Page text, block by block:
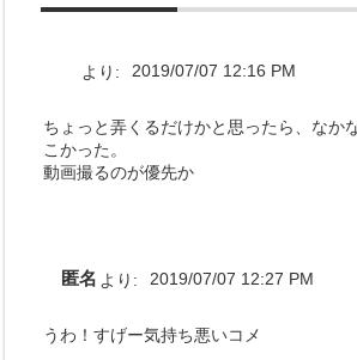
より: 2019/07/07 12:16 PM
ちょっと弄くるだけかと思ったら、なか
こかった。
動画撮るのが優先か
匿名 より: 2019/07/07 12:27 PM
うわ！すげー気持ち悪いコメ